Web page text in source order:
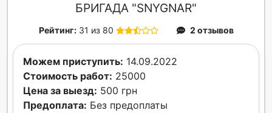
БРИГАДА "SNYGNAR"
Рейтинг: 31 из 80 2 отзывов
Можем приступить: 14.09.2022
Стоимость работ: 25000
Цена за выезд: 500 грн
Предоплата: Без предоплаты